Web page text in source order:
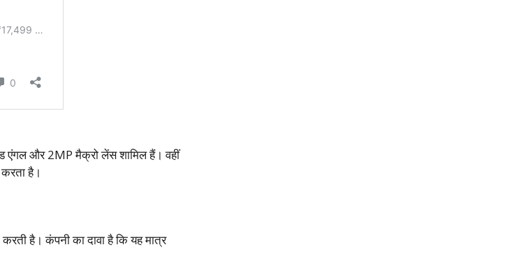
एंगल और 2MP मैक्रो लेंस शामिल हैं। वहीं
करता है।
है। कंपनी का दावा है कि यह मात्र